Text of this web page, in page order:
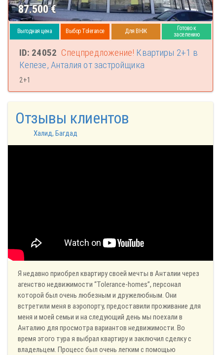
87.500€
Выгодная цена Выбор Tolerance Для ВНЖ
Готово к
заселению
ID: 24052 Спецпредложение! Квартиры 2+1 в
Кепезе, Анталия от застройщика
2+1
Отзывы клиентов
Халид, Багдад
Я недавно приобрел квартиру своей мечты в Анталии через
агенство недвижимости “Tolerance-homes”, персонал
которой был очень любезным и дружелюбным. Они
встретили меня в аэропорту, предоставили проживание для
меня и моей семьи и на следующий день мы поехали в
Анталию для просмотра вариантов недвижимости. Во
время этого тура я выбрал квартиру и заключил сделку с
владельцем. Процесс был очень легким с помощью